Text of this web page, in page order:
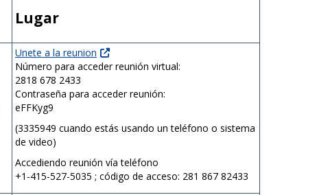
Lugar
Unete a la reunion
Número para acceder reunión virtual:
2818 678 2433
Contraseña para acceder reunión:
eFFKyg9
(3335949 cuando estás usando un teléfono o sistema
de video)
Accediendo reunión vía teléfono
+1-415-527-5035 ; código de acceso: 281 867 82433